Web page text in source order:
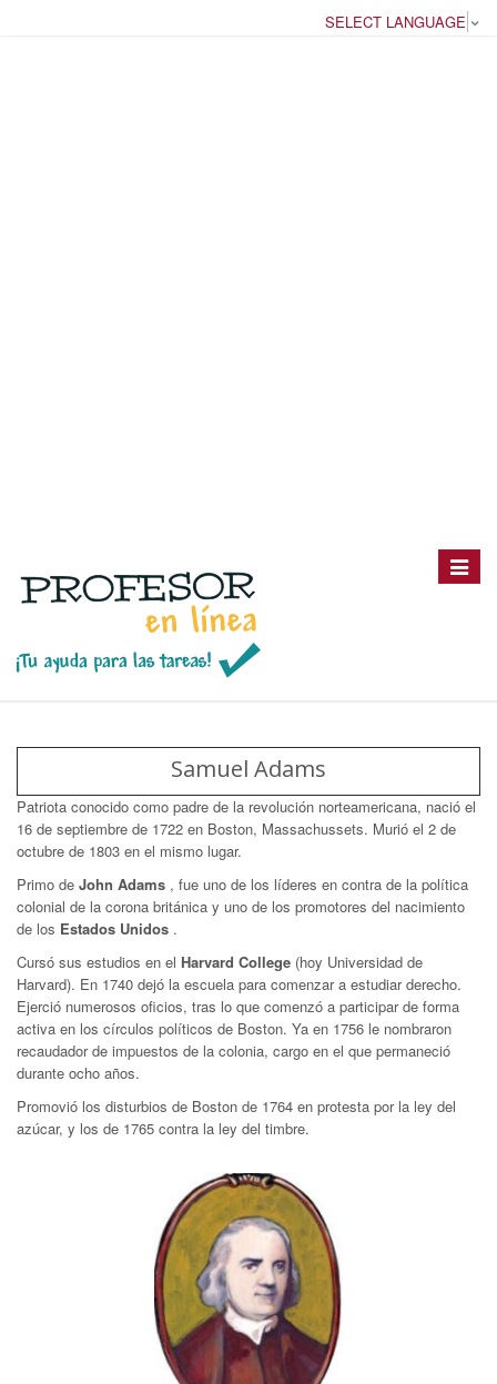
SELECT LANGUAGE
Toggle
Samuel Adams
Patriota conocido como padre de la revolución norteamericana, nació el
16 de septiembre de 1722 en Boston, Massachussets. Murió el 2 de
octubre de 1803 en el mismo lugar.
Primo de John Adams , fue uno de los líderes en contra de la política
colonial de la corona británica y uno de los promotores del nacimiento
de los Estados Unidos .
Cursó sus estudios en el Harvard College (hoy Universidad de
Harvard). En 1740 dejó la escuela para comenzar a estudiar derecho.
Ejerció numerosos oficios, tras lo que comenzó a participar de forma
activa en los círculos políticos de Boston. Ya en 1756 le nombraron
recaudador de impuestos de la colonia, cargo en el que permaneció
durante ocho años.
Promovió los disturbios de Boston de 1764 en protesta por la ley del
azúcar, y los de 1765 contra la ley del timbre.